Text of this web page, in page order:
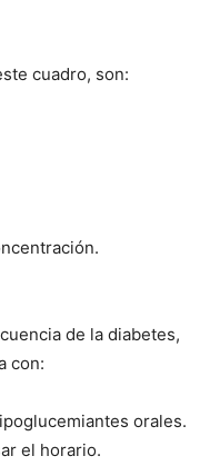
cuadro, son:
de la diabetes,
con:
orales.
el horario.